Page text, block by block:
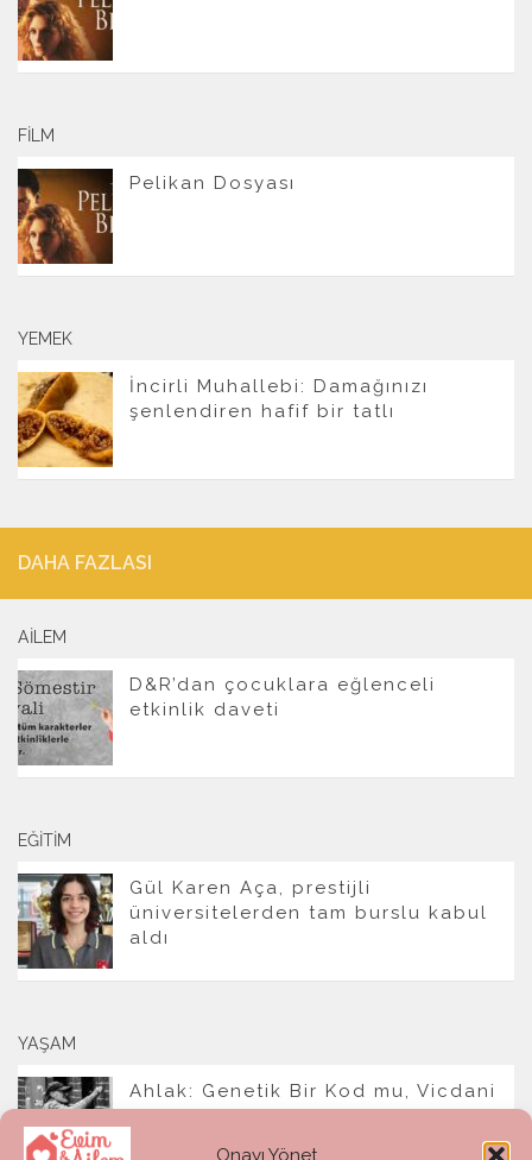
Onayı Yönet
FILM
Pelikan Dosyası
YEMEK
İncirli Muhallebi: Damağınızı
şenlendiren hafif bir tatlı
DAHA FAZLASI
AILEM
D&R’dan çocuklara eğlenceli
etkinlik daveti
EĞITIM
Gül Karen Aça, prestijli
üniversitelerden tam burslu kabul
aldı
YAŞAM
Ahlak: Genetik Bir Kod mu, Vicdani